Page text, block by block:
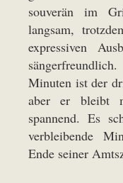
souverän im
langsam,
expressiven
Minuten ist der
aber er bleibt
spannend. Es
verbleibende
Ende seiner